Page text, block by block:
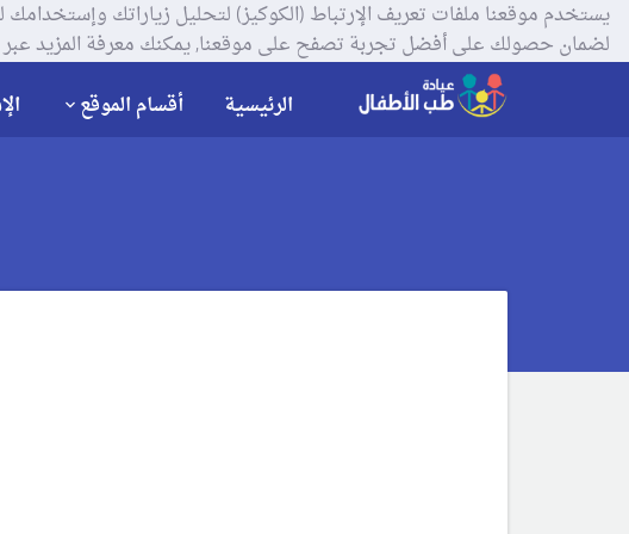
لضمان حصولك على أفضل تجربة تصفح على موقعنا, يمكنك معرفة المزيد
الرئيسية أقسام الموقع